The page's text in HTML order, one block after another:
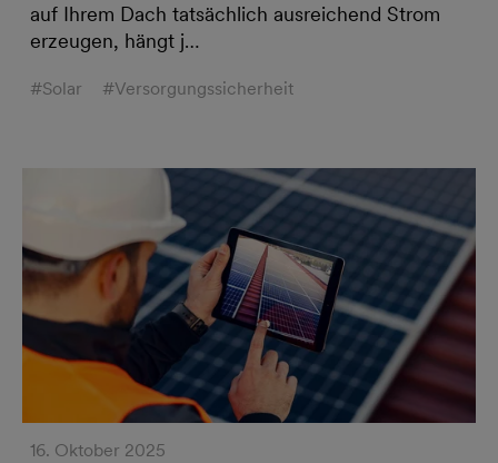
auf Ihrem Dach tatsächlich ausreichend Strom
erzeugen, hängt j…
#Solar #Versorgungssicherheit
16. Oktober 2025